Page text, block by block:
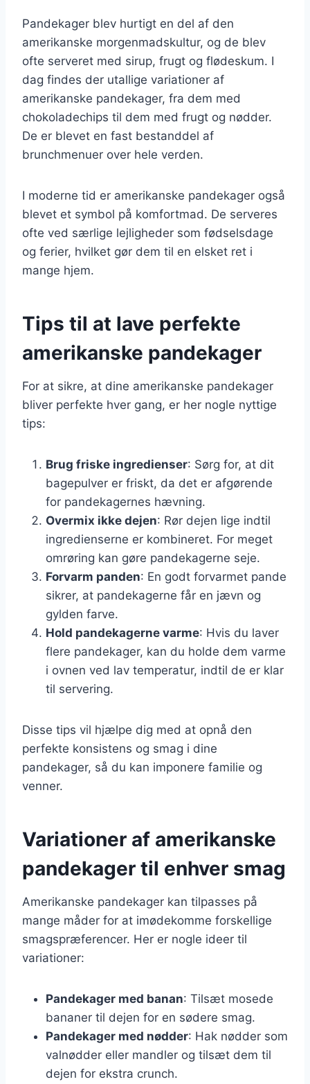
Pandekager blev hurtigt en del af den
amerikanske morgenmadskultur, og de blev
ofte serveret med sirup, frugt og flødeskum. I
dag findes der utallige variationer af
amerikanske pandekager, fra dem med
chokoladechips til dem med frugt og nødder.
De er blevet en fast bestanddel af
brunchmenuer over hele verden.
I moderne tid er amerikanske pandekager også
blevet et symbol på komfortmad. De serveres
ofte ved særlige lejligheder som fødselsdage
og ferier, hvilket gør dem til en elsket ret i
mange hjem.
Tips til at lave perfekte
amerikanske pandekager
For at sikre, at dine amerikanske pandekager
bliver perfekte hver gang, er her nogle nyttige
tips:
Brug friske ingredienser: Sørg for, at dit
bagepulver er friskt, da det er afgørende
for pandekagernes hævning.
Overmix ikke dejen: Rør dejen lige indtil
ingredienserne er kombineret. For meget
omrøring kan gøre pandekagerne seje.
Forvarm panden: En godt forvarmet pande
sikrer, at pandekagerne får en jævn og
gylden farve.
Hold pandekagerne varme: Hvis du laver
flere pandekager, kan du holde dem varme
i ovnen ved lav temperatur, indtil de er klar
til servering.
Disse tips vil hjælpe dig med at opnå den
perfekte konsistens og smag i dine
pandekager, så du kan imponere familie og
venner.
Variationer af amerikanske
pandekager til enhver smag
Amerikanske pandekager kan tilpasses på
mange måder for at imødekomme forskellige
smagspræferencer. Her er nogle ideer til
variationer:
Pandekager med banan: Tilsæt mosede
bananer til dejen for en sødere smag.
Pandekager med nødder: Hak nødder som
valnødder eller mandler og tilsæt dem til
dejen for ekstra crunch.